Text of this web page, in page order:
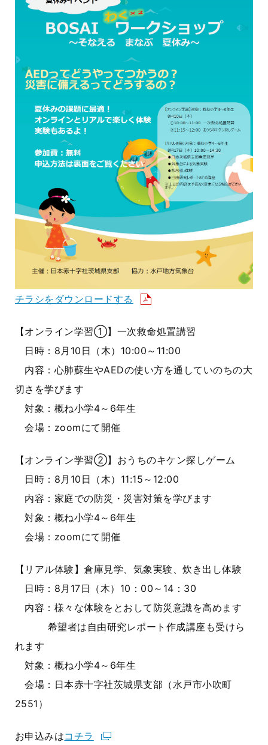
チラシをダウンロードする
【オンライン学習①】一次救命処置講習
日時：8月10日（木）10:00～11:00
内容：心肺蘇生やAEDの使い方を通していのちの大
切さを学びます
対象：概ね小学4～6年生
会場：zoomにて開催
【オンライン学習②】おうちのキケン探しゲーム
日時：8月10日（木）11:15～12:00
内容：家庭での防災・災害対策を学びます
対象：概ね小学4～6年生
会場：zoomにて開催
【リアル体験】倉庫見学、気象実験、炊き出し体験
日時：8月17日（木）10：00～14：30
内容：様々な体験をとおして防災意識を高めます
希望者は自由研究レポート作成講座も受けら
れます
対象：概ね小学4～6年生
会場：日本赤十字社茨城県支部（水戸市小吹町
2551）
お申込みはコチラ